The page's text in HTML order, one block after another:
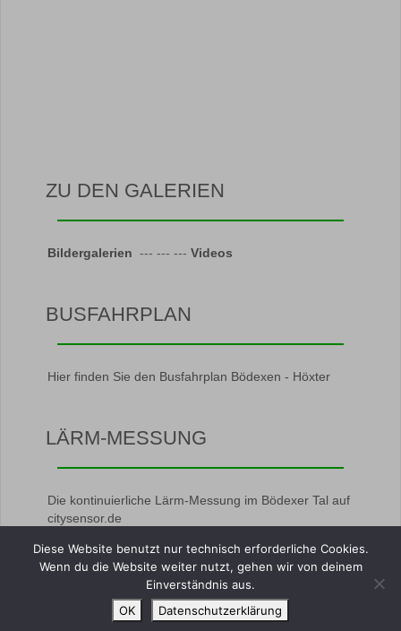
ZU DEN GALERIEN
Bildergalerien --- --- --- Videos
BUSFAHRPLAN
Hier finden Sie den Busfahrplan Bödexen - Höxter
LÄRM-MESSUNG
Die kontinuierliche Lärm-Messung im Bödexer Tal auf
citysensor.de
Diese Website benutzt nur technisch erforderliche Cookies.
Wenn du die Website weiter nutzt, gehen wir von deinem
Einverständnis aus.
OK
Datenschutzerklärung